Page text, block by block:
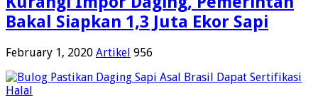
Bakal Siapkan 1,3 Juta Ekor Sapi
February 1, 2020 Artikel 956